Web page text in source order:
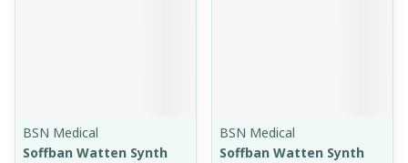
BSN Medical
Soffban Watten Synth
BSN Medical
Soffban Watten Synth